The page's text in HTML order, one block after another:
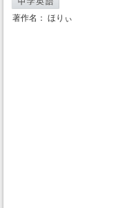
著作名： ほりぃ